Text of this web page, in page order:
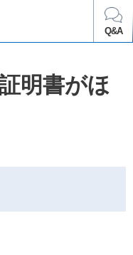
Q&A
明書がほ